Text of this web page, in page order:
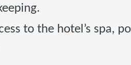
to the hotel’s spa,